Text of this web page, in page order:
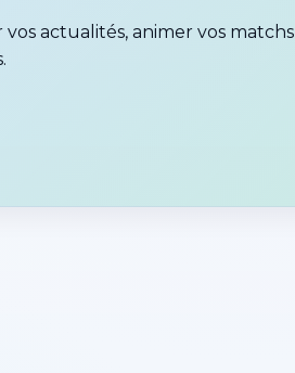
actualités, animer vos matchs